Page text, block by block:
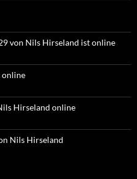
von Nils Hirseland ist online
online
Hirseland online
Nils Hirseland